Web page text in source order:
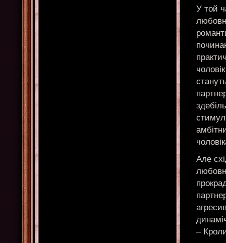
У той
Але
–